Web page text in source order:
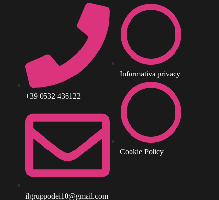
+39 0532 436122
ilgruppodei10@gmail.com
Informativa privacy
Cookie Policy